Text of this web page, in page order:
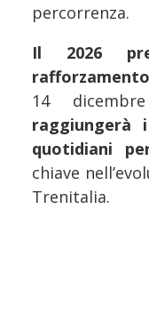
percorrenza.
Il 2026
14
raggiungerà
quotidiani
chiave
Trenitalia.